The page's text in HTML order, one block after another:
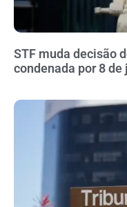
STF muda decisão
condenada por 8 de